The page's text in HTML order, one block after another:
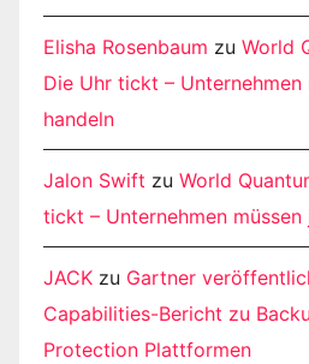
Elisha Rosenbaum zu World
Die Uhr tickt – Unternehmen
handeln
Jalon Swift zu World
tickt – Unternehmen
JACK zu Gartner
Capabilities-Bericht zu
Protection Plattformen